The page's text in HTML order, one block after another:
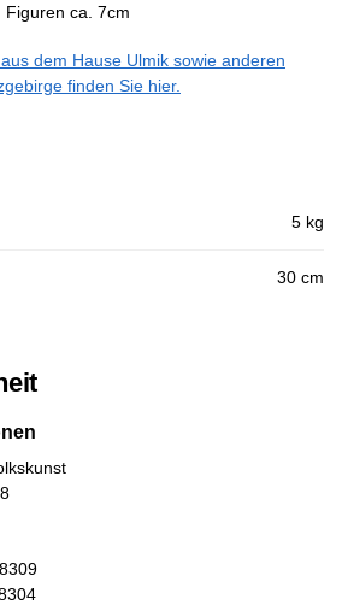
Figuren ca. 7cm
dem Hause Ulmik sowie anderen
finden Sie hier.
5 kg
30 cm